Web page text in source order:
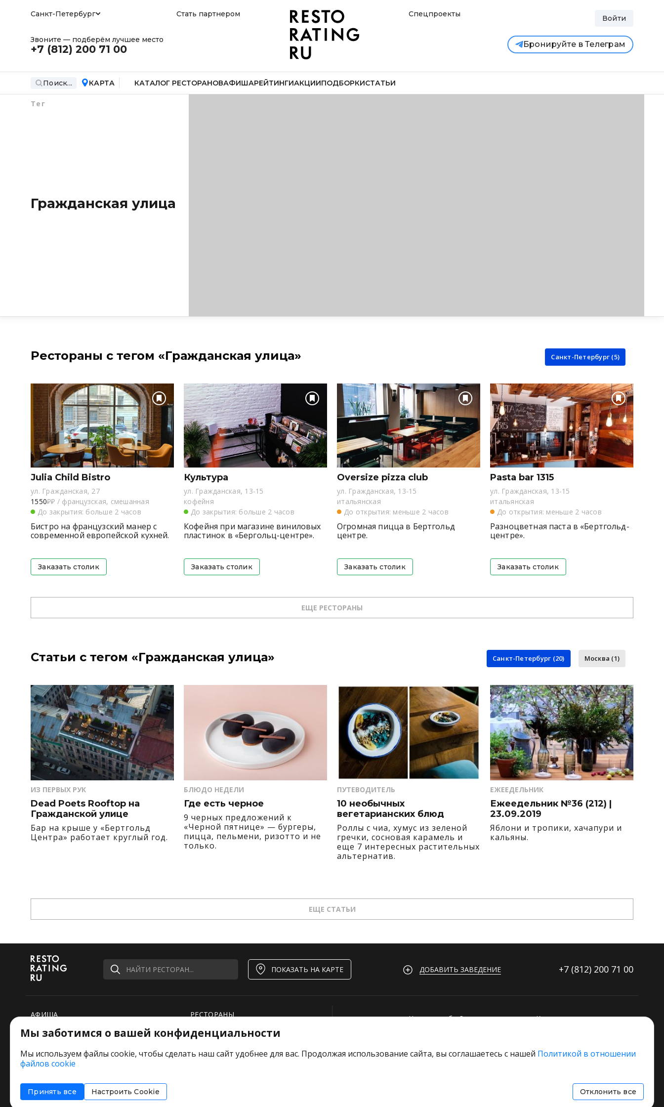
Санкт-Петербург Стать партнером Спецпроекты Войти
Звоните — подберём лучшее место
+7 (812) 200 71 00 Бронируйте в Телеграм
Поиск... КАРТА КАТАЛОГ РЕСТОРАНОВАФИШАРЕЙТИНГИАКЦИИПОДБОРКИСТАТЬИ
Тег
Гражданская улица
Рестораны с тегом «Гражданская улица» Санкт-Петербург (5)
Julia Child Bistro
ул. Гражданская, 27
1550₽₽ / французская, смешанная
До закрытия: больше 2 часов
Бистро на французский манер с
современной европейской кухней.
Заказать столик
Культура
ул. Гражданская, 13-15
кофейня
До закрытия: больше 2 часов
Кофейня при магазине виниловых
пластинок в «Бергольц-центре».
Заказать столик
Oversize pizza club
ул. Гражданская, 13-15
итальянская
До открытия: меньше 2 часов
Огромная пицца в Бертгольд
центре.
Заказать столик
Pasta bar 1315
ул. Гражданская, 13-15
итальянская
До открытия: меньше 2 часов
Разноцветная паста в «Бертгольд-
центре».
Заказать столик
ЕЩЕ РЕСТОРАНЫ
Статьи с тегом «Гражданская улица» Санкт-Петербург (20) Москва (1)
ИЗ ПЕРВЫХ РУК
Dead Poets Rooftop на
Гражданской улице
Бар на крыше у «Бертгольд
Центра» работает круглый год.
БЛЮДО НЕДЕЛИ
Где есть черное
9 черных предложений к
«Черной пятнице» — бургеры,
пицца, пельмени, ризотто и не
только.
ПУТЕВОДИТЕЛЬ
10 необычных
вегетарианских блюд
Роллы с чиа, хумус из зеленой
гречки, сосновая карамель и
еще 7 интересных растительных
альтернатив.
ЕЖЕЕДЕЛЬНИК
Ежеедельник №36 (212) |
23.09.2019
Яблони и тропики, хачапури и
кальяны.
ЕЩЕ СТАТЬИ
НАЙТИ РЕСТОРАН... ПОКАЗАТЬ НА КАРТЕ ДОБАВИТЬ ЗАВЕДЕНИЕ +7 (812) 200 71 00
АФИША
РЕСТОРАНЫ
РЕЙТИНГИ
НОВОСТИ
СПЕЦПРОЕКТЫ
РЕДАКЦИЯ ШУТИТ
Нашли ошибку?
Вакансии
Контакты
Основной стек технологий
Мы заботимся о вашей конфиденциальности
Мы используем файлы cookie, чтобы сделать наш сайт удобнее для вас. Продолжая использование сайта, вы соглашаетесь с нашей Политикой в отношении
файлов cookie
Принять все Настроить Cookie Отклонить все